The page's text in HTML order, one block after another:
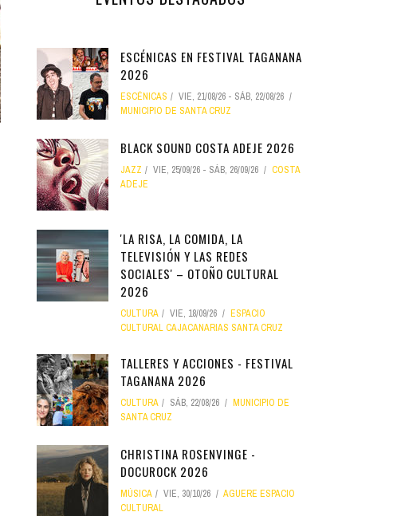
ESCÉNICAS EN FESTIVAL TAGANANA
2026
ESCÉNICAS VIE, 21/08/26 - SÁB, 22/08/26
MUNICIPIO DE SANTA CRUZ
BLACK SOUND COSTA ADEJE 2026
JAZZ VIE, 25/09/26 - SÁB, 26/09/26
COSTA
ADEJE
'LA RISA, LA COMIDA, LA
TELEVISIÓN Y LAS REDES
SOCIALES' – OTOÑO CULTURAL
2026
CULTURA VIE, 18/09/26
ESPACIO
CULTURAL CAJACANARIAS SANTA CRUZ
TALLERES Y ACCIONES - FESTIVAL
TAGANANA 2026
CULTURA SÁB, 22/08/26
MUNICIPIO DE
SANTA CRUZ
CHRISTINA ROSENVINGE -
DOCUROCK 2026
MÚSICA VIE, 30/10/26
AGUERE ESPACIO
CULTURAL